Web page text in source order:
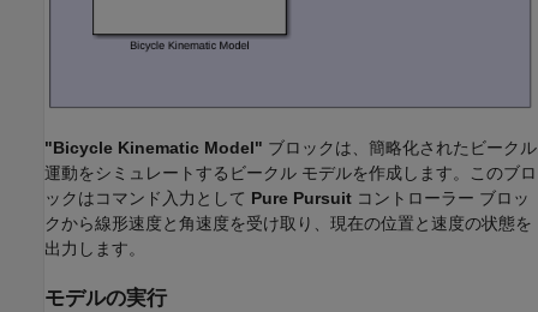
"Bicycle Kinematic Model" ブロックは、簡略化されたビークル
運動をシミュレートするビークル モデルを作成します。このブロ
ックはコマンド入力として Pure Pursuit コントローラー ブロッ
クから線形速度と角速度を受け取り、現在の位置と速度の状態を
出力します。
モデルの実行